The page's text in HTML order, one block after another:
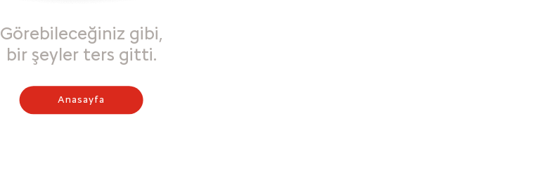
Görebileceğiniz gibi,
bir şeyler ters gitti.
Anasayfa